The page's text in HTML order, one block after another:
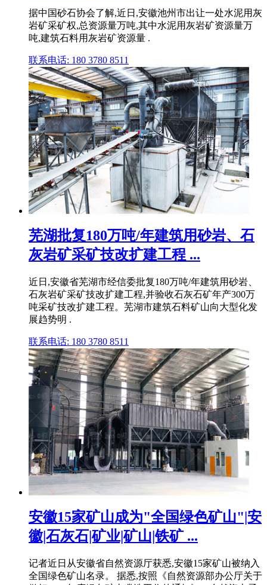
据中国砂石协会了解,近日,安徽池州市出让一处水泥用灰
岩矿采矿权,总资源量万吨,其中水泥用灰岩矿资源量万
吨,建筑石料用灰岩矿资源量 .
联系电话: 180 3780 8511
芜湖批复180万吨/年建筑用砂岩、石
灰岩矿采矿技改扩建工程 ...
近日,安徽省芜湖市经信委批复180万吨/年建筑用砂岩、
石灰岩矿采矿技改扩建工程,并验收石灰石矿年产300万
吨采矿技改扩建工程。芜湖市建筑石料矿山向大型化发
展趋势明 .
联系电话: 180 3780 8511
安徽15家矿山成为"全国绿色矿山"|安
徽|石灰石|矿业|矿山|铁矿 ...
记者近日从安徽省自然资源厅获悉,安徽15家矿山被纳入
全国绿色矿山名录。 据悉,按照《自然资源部办公厅关于